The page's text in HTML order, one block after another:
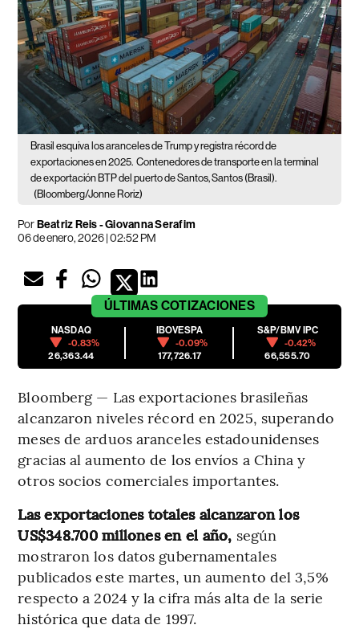
Brasil esquiva los aranceles de Trump y registra récord de
exportaciones en 2025. Contenedores de transporte en la terminal
de exportación BTP del puerto de Santos, Santos (Brasil).
(Bloomberg/Jonne Roriz)
PorBeatriz Reis - Giovanna Serafim
06 de enero, 2026 | 02:52 PM
ÚLTIMAS COTIZACIONES
NASDAQ
-0.83%
26,363.44
IBOVESPA
-0.09%
177,726.17
S&P/BMV IPC
-0.42%
66,555.70
Bloomberg — Las exportaciones brasileñas
alcanzaron niveles récord en 2025, superando
meses de arduos aranceles estadounidenses
gracias al aumento de los envíos a China y
otros socios comerciales importantes.
Las exportaciones totales alcanzaron los
US$348.700 millones en el año, según
mostraron los datos gubernamentales
publicados este martes, un aumento del 3,5%
respecto a 2024 y la cifra más alta de la serie
histórica que data de 1997.